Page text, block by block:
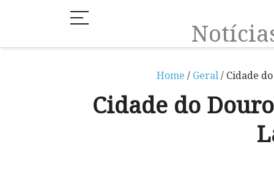
Home / Geral/ Cidade
Cidade do